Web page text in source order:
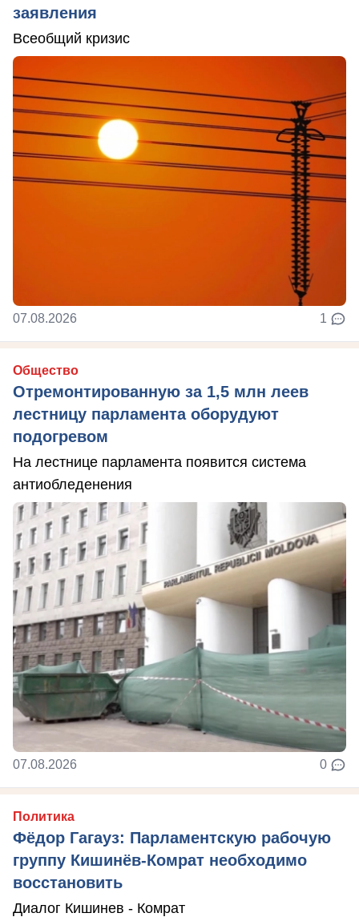
заявления
Всеобщий кризис
07.08.2026 1
Общество
Отремонтированную за 1,5 млн леев
лестницу парламента оборудуют
подогревом
На лестнице парламента появится система
антиобледенения
07.08.2026 0
Политика
Фёдор Гагауз: Парламентскую рабочую
группу Кишинёв-Комрат необходимо
восстановить
Диалог Кишинев - Комрат